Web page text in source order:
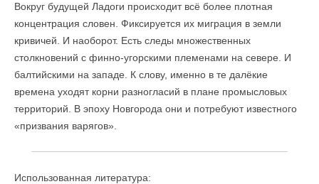
Вокруг будущей Ладоги происходит всё более плотная
концентрация словен. Фиксируется их миграция в земли
кривичей. И наоборот. Есть следы множественных
столкновений с финно-угорскими племенами на севере. И
балтийскими на западе. К слову, именно в те далёкие
времена уходят корни разногласий в плане промысловых
территорий. В эпоху Новгорода они и потребуют известного
«призвания варягов».
Использованная литература: